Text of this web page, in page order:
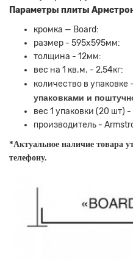
Параметры плиты
кромка — Board:
размер - 595х595мм:
толщина - 12мм:
вес на 1 кв.м. - 2,54кг:
количество в упаковке
упаковками и
вес 1 упаковки (20 шт) -
производитель -
*Актуальное наличие товара
телефону.